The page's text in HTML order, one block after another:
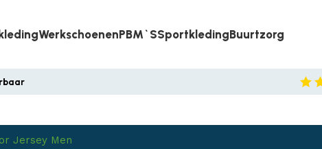
WerkschoenenPBM`sSportkledingBuurtzorg
Jersey Men